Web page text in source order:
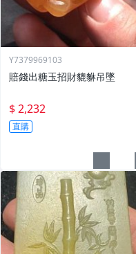
Y7379969103
賠錢出糖玉招財貔貅吊墜
$ 2,232
直購